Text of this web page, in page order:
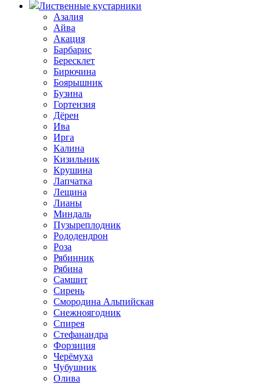
Лиственные кустарники
Азалия
Айва
Акация
Барбарис
Бересклет
Бирючина
Боярышник
Бузина
Гортензия
Дёрен
Ива
Ирга
Калина
Кизильник
Крушина
Лапчатка
Лещина
Лианы
Миндаль
Пузыреплодник
Рододендрон
Роза
Рябинник
Рябина
Самшит
Сирень
Смородина Альпийская
Снежноягодник
Спирея
Стефанандра
Форзиция
Черёмуха
Чубушник
Олива